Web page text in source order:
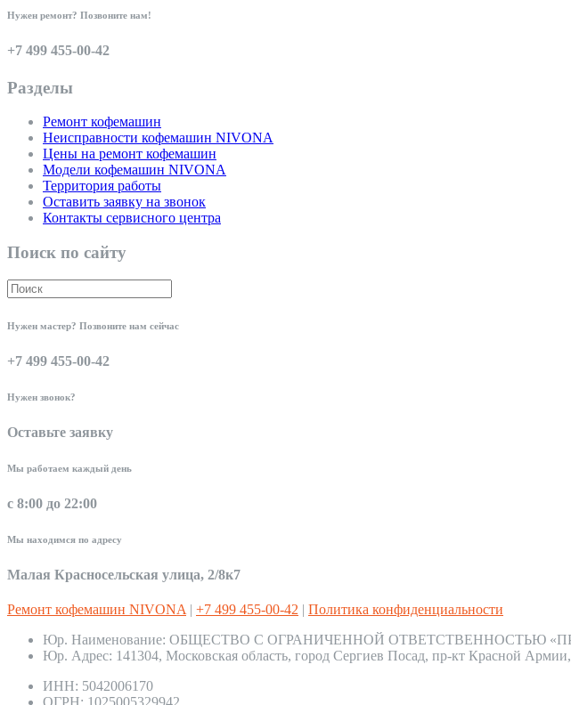
Нужен ремонт? Позвоните нам!
+7 499 455-00-42
Разделы
Ремонт кофемашин
Неисправности кофемашин NIVONA
Цены на ремонт кофемашин
Модели кофемашин NIVONA
Территория работы
Оставить заявку на звонок
Контакты сервисного центра
Поиск по сайту
Нужен мастер? Позвоните нам сейчас
+7 499 455-00-42
Нужен звонок?
Оставьте заявку
Мы работаем каждый день
с 8:00 до 22:00
Мы находимся по адресу
Малая Красносельская улица, 2/8к7
Ремонт кофемашин NIVONA | +7 499 455-00-42 | Политика конфиденциальности
Юр. Наименование: ОБЩЕСТВО С ОГРАНИЧЕННОЙ ОТВЕТСТВЕННОСТЬЮ
Юр. Адрес: 141304, Московская область, город Сергиев Посад, пр-кт Красной
ИНН: 5042006170
ОГРН: 1025005329942